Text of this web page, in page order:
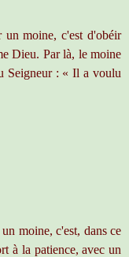
moine, c'est d'obéir
Dieu. Par là, le moine
Seigneur : « Il a voulu
moine, c'est, dans ce
à la patience, avec un